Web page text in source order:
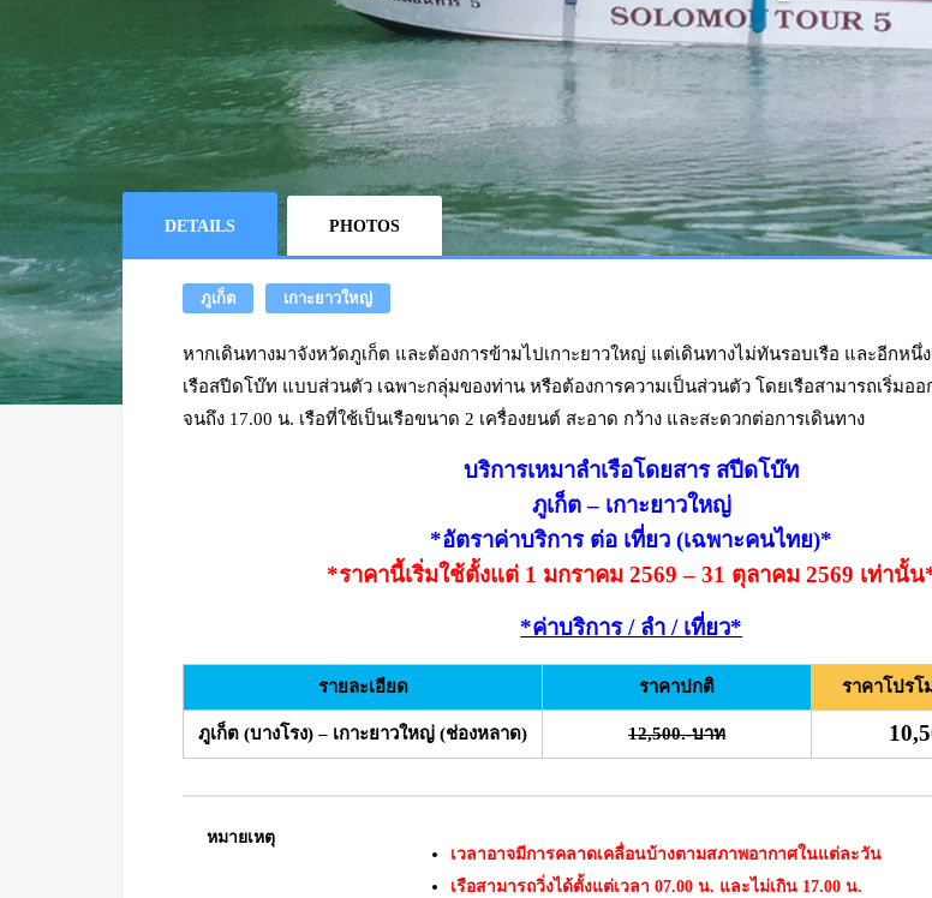
DETAILS PHOTOS
ภูเก็ต เกาะยาวใหญ่
หากเดินทางมาจังหวัดภูเก็ต และต้องการข้ามไปเกาะยาวใหญ่ แต่เดินทางไม่ทันรอบเรือ และอีกหนึ่
เรือสปีดโบ๊ท แบบส่วนตัว เฉพาะกลุ่มของท่าน หรือต้องการความเป็นส่วนตัว โดยเรือสามารถเริ่มออ
จนถึง 17.00 น. เรือที่ใช้เป็นเรือขนาด 2 เครื่องยนต์ สะอาด กว้าง และสะดวกต่อการเดินทาง
บริการเหมาลำเรือโดยสาร สปีดโบ๊ท
ภูเก็ต – เกาะยาวใหญ่
*อัตราค่าบริการ ต่อ เที่ยว (เฉพาะคนไทย)*
*ราคานี้เริ่มใช้ตั้งแต่ 1 มกราคม 2569 – 31 ตุลาคม 2569 เท่านั้น
*ค่าบริการ / ลำ / เที่ยว*
รายละเอียด ราคาปกติ ราคาโปรโ
ภูเก็ต (บางโรง) – เกาะยาวใหญ่ (ช่องหลาด) 12,500.-บาท
หมายเหตุ
เวลาอาจมีการคลาดเคลื่อนบ้างตามสภาพอากาศในแต่ละวัน
เรือสามารถวิ่งได้ตั้งแต่เวลา 07.00 น. และไม่เกิน 17.00 น.